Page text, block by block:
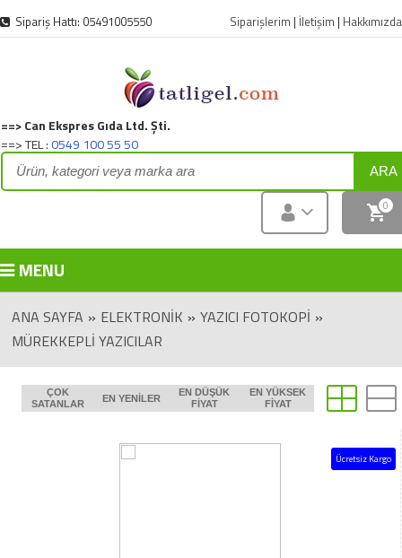
Sipariş Hattı: 05491005550 Siparişlerim | İletişim | Hakkımızda
Can Ekspres Gıda Ltd. Şti.
TEL :0549 100 55 50
ARA
0
MENU
ANA SAYFA » ELEKTRONIK » YAZICI FOTOKOPİ »
MÜREKKEPLİ YAZICILAR
ÇOK
SATANLAR
EN YENILER
EN DÜŞÜK
FIYAT
EN YÜKSEK
FIYAT
Ücretsiz Kargo